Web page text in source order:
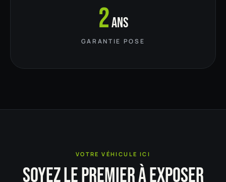
2ans
GARANTIE POSE
VOTRE VÉHICULE ICI
SOYEZ LE PREMIER À EXPOSER